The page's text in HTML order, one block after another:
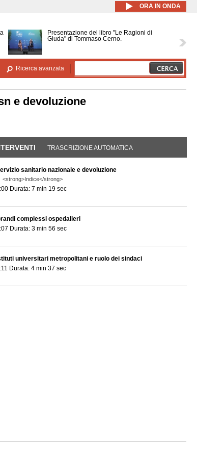
ORA IN ONDA
Presentazione del libro "Le Ragioni di
Giuda" di Tommaso Cerno.
Ricerca avanzata
e devoluzione
(SCHEDA ATTIVA)
TRASCRIZIONE AUTOMATICA
sanitario nazionale e devoluzione
<strong>Indice</strong>
Durata: 7 min 19 sec
complessi ospedalieri
Durata: 3 min 56 sec
universitari metropolitani e ruolo dei sindaci
Durata: 4 min 37 sec